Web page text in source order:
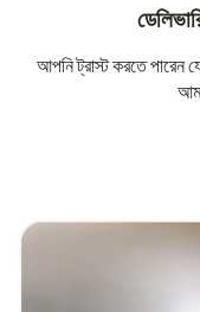
আপনি ট্রাস্ট করতে পারেন